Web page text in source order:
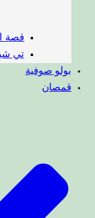
قصة
تي
بولو صوفية
قمصان